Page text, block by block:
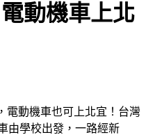
動機車上北
電動機車也可上北宜！台灣
由學校出發，一路經新